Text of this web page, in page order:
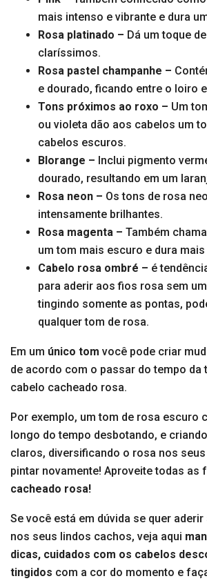
mais intenso e vibrante e dura
Rosa platinado – Dá um toque
claríssimos.
Rosa pastel champanhe –
e dourado, ficando entre o loiro
Tons próximos ao roxo – Um
ou violeta dão aos cabelos um
cabelos escuros.
Blorange – Inclui pigmento
dourado, resultando em um
Rosa neon – Os tons de rosa
intensamente brilhantes.
Rosa magenta – Também
um tom mais escuro e dura
Cabelo rosa ombré – é
para aderir aos fios rosa sem
tingindo somente as pontas,
qualquer tom de rosa.
Em um único tom você pode criar
de acordo com o passar do tempo da
cabelo cacheado rosa.
Por exemplo, um tom de rosa escuro
longo do tempo desbotando, e
claros, diversificando o rosa nos
pintar novamente! Aproveite todas as
cacheado rosa!
Se você está em dúvida se quer aderir
nos seus lindos cachos, veja aqui
dicas, cuidados com os cabelos
tingidos com a cor do momento e